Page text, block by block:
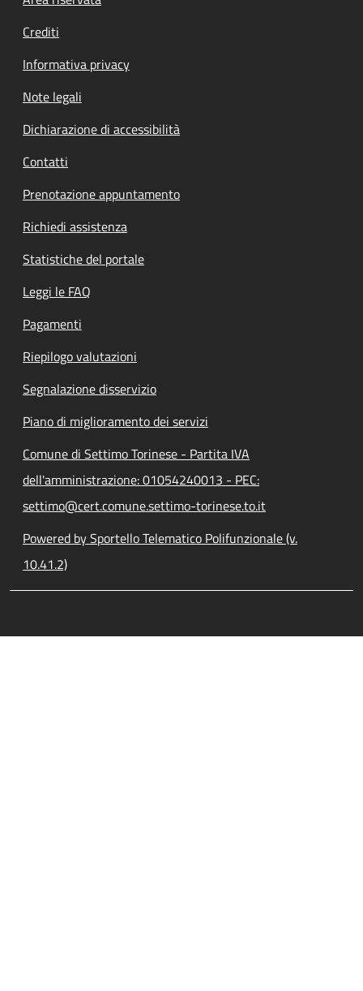
Crediti
Informativa privacy
Note legali
Dichiarazione di accessibilità
Contatti
Prenotazione appuntamento
Richiedi assistenza
Statistiche del portale
Leggi le FAQ
Pagamenti
Riepilogo valutazioni
Segnalazione disservizio
Piano di miglioramento dei servizi
Comune di Settimo Torinese - Partita IVA
dell'amministrazione: 01054240013 - PEC:
settimo@cert.comune.settimo-torinese.to.it
Powered by Sportello Telematico Polifunzionale (v.
10.41.2)